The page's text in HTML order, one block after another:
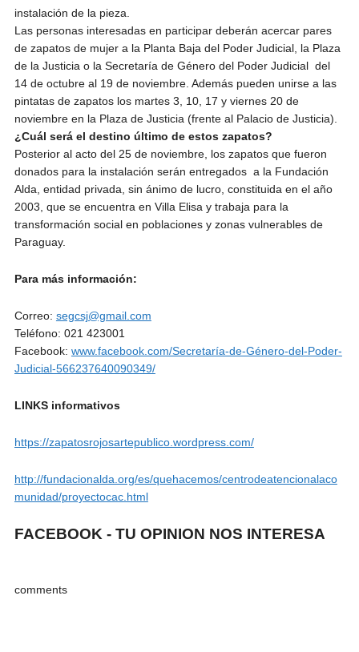
instalación de la pieza.
Las personas interesadas en participar deberán acercar pares
de zapatos de mujer a la Planta Baja del Poder Judicial, la Plaza
de la Justicia o la Secretaría de Género del Poder Judicial del
14 de octubre al 19 de noviembre. Además pueden unirse a las
pintatas de zapatos los martes 3, 10, 17 y viernes 20 de
noviembre en la Plaza de Justicia (frente al Palacio de Justicia).
¿Cuál será el destino último de estos zapatos?
Posterior al acto del 25 de noviembre, los zapatos que fueron
donados para la instalación serán entregados a la Fundación
Alda, entidad privada, sin ánimo de lucro, constituida en el año
2003, que se encuentra en Villa Elisa y trabaja para la
transformación social en poblaciones y zonas vulnerables de
Paraguay.
Para más información:
Correo: segcsj@gmail.com
Teléfono: 021 423001
Facebook: www.facebook.com/Secretaría-de-Género-del-Poder-
Judicial-566237640090349/
LINKS informativos
https://zapatosrojosartepublico.wordpress.com/
http://fundacionalda.org/es/quehacemos/centrodeatencionalaco
munidad/proyectocac.html
FACEBOOK - TU OPINION NOS INTERESA
comments